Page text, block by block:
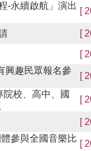
-永續啟航」演出
[
[
[
興趣民眾報名參
[
校、高中、國
[
[
參與全國音樂比
[